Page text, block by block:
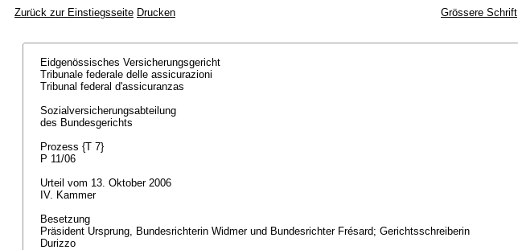
Zurück zur Einstiegsseite Drucken Grössere Schrift
Eidgenössisches Versicherungsgericht
Tribunale federale delle assicurazioni
Tribunal federal d'assicuranzas
Sozialversicherungsabteilung
des Bundesgerichts
Prozess {T 7}
P 11/06
Urteil vom 13. Oktober 2006
IV. Kammer
Besetzung
Präsident Ursprung, Bundesrichterin Widmer und Bundesrichter Frésard; Gerichtsschreiberin
Durizzo